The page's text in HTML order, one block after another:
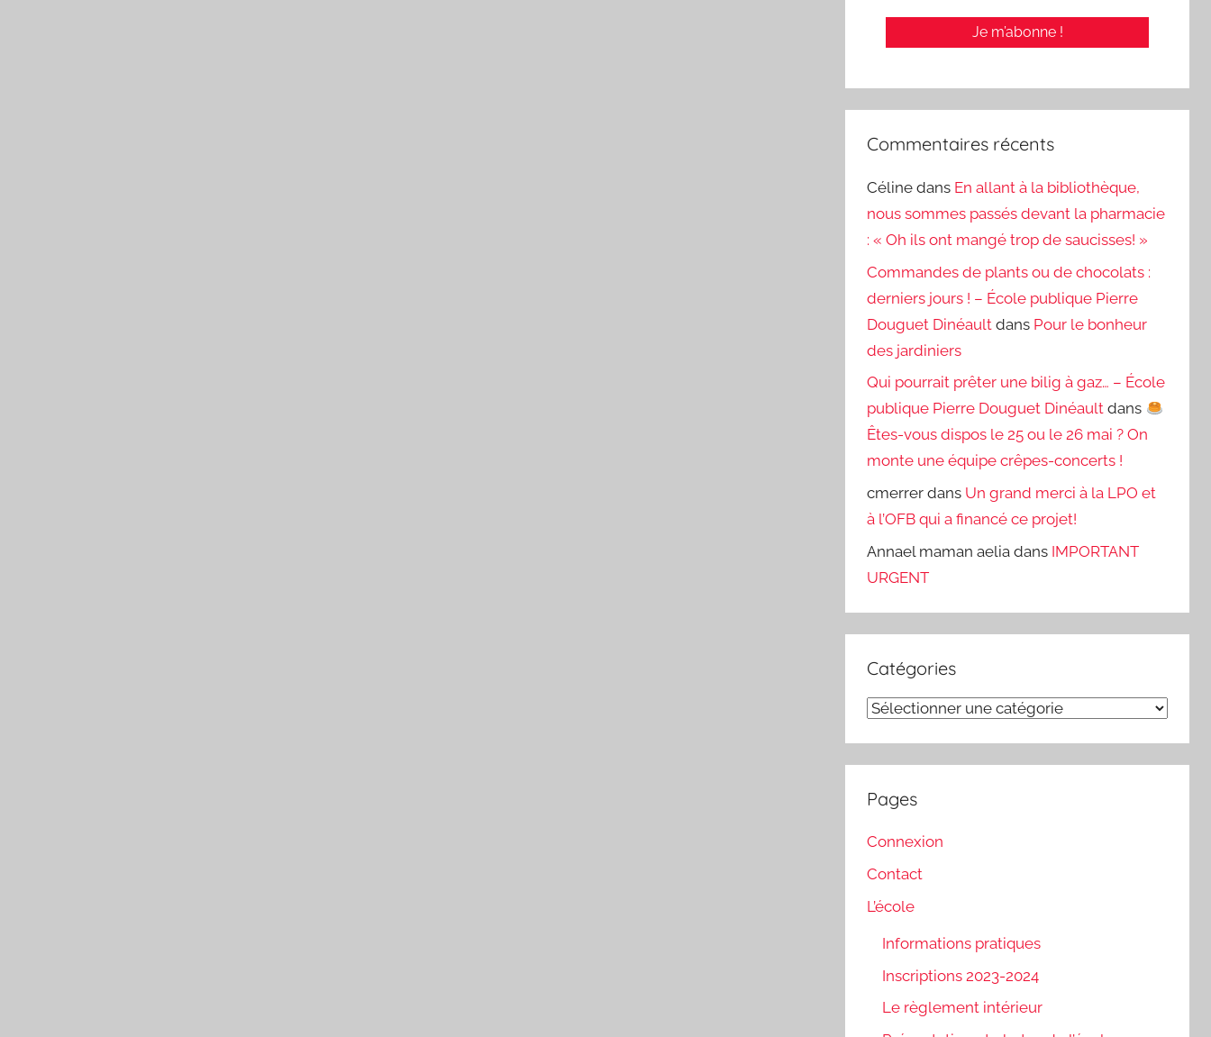
Commentaires récents
Céline dans En allant à la bibliothèque,
nous sommes passés devant la pharmacie
: « Oh ils ont mangé trop de saucisses! »
Commandes de plants ou de chocolats :
derniers jours ! – École publique Pierre
Douguet Dinéault dans Pour le bonheur
des jardiniers
Qui pourrait prêter une bilig à gaz… – École
publique Pierre Douguet Dinéault dans
Êtes-vous dispos le 25 ou le 26 mai ? On
monte une équipe crêpes-concerts !
cmerrer dans Un grand merci à la LPO et
à l’OFB qui a financé ce projet!
Annael maman aelia dans IMPORTANT
URGENT
Catégories
Catégories
Pages
Connexion
Contact
L’école
Informations pratiques
Inscriptions 2023-2024
Le règlement intérieur